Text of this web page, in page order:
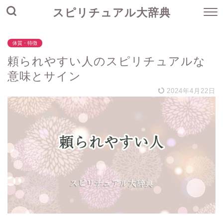
スピリチュアル大辞典
体質・特徴
頼られやすい人のスピリチュアルな
意味とサイン
2024年4月22日